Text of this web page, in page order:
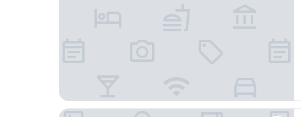
Pousada L'Grace Ferradura